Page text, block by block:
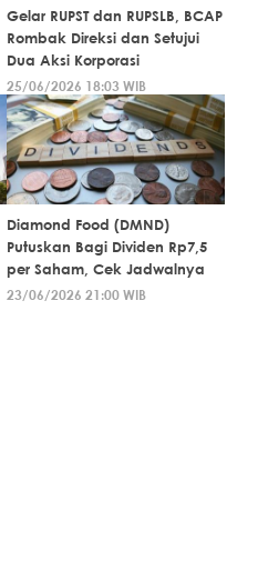
Gelar RUPST dan RUPSLB, BCAP
Rombak Direksi dan Setujui
Dua Aksi Korporasi
25/06/2026 18:03 WIB
Diamond Food (DMND)
Putuskan Bagi Dividen Rp7,5
per Saham, Cek Jadwalnya
23/06/2026 21:00 WIB